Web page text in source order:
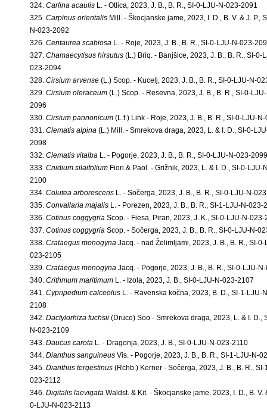
324. Carlina acaulis L. - Otlica, 2023, J. B., B. R., SI-0-LJU-N-023-2091
325. Carpinus orientalis Mill. - Škocjanske jame, 2023, I. D., B. V. & J. P.,
N-023-2092
326. Centaurea scabiosa L. - Roje, 2023, J. B., B. R., SI-0-LJU-N-023-
327. Chamaecytisus hirsutus (L.) Briq. - Banjšice, 2023, J. B., B. R., SI-0-
023-2094
328. Cirsium arvense (L.) Scop. - Kucelj, 2023, J. B., B. R., SI-0-LJU-N-
329. Cirsium oleraceum (L.) Scop. - Resevna, 2023, J. B., B. R., SI-0-
2096
330. Cirsium pannonicum (L.f.) Link - Roje, 2023, J. B., B. R., SI-0-LJU-
331. Clematis alpina (L.) Mill. - Smrekova draga, 2023, L. & I. D., SI-0-
2098
332. Clematis vitalba L. - Pogorje, 2023, J. B., B. R., SI-0-LJU-N-023-2099
333. Cnidium silaifolium Fiori.& Paol. - Grižnik, 2023, L. & I. D., SI-0-LJU-
2100
334. Colutea arborescens L. - Sočerga, 2023, J. B., B. R., SI-0-LJU-N-
335. Convallaria majalis L. - Porezen, 2023, J. B., B. R., SI-1-LJU-N-023-
336. Cotinus coggygria Scop. - Fiesa, Piran, 2023, J. K., SI-0-LJU-N-023-
337. Cotinus coggygria Scop. - Sočerga, 2023, J. B., B. R., SI-0-LJU-N-
338. Crataegus monogyna Jacq. - nad Želimljami, 2023, J. B., B. R., SI-0-
023-2105
339. Crataegus monogyna Jacq. - Pogorje, 2023, J. B., B. R., SI-0-LJU-
340. Crithmum maritimum L. - Izola, 2023, J. B., SI-0-LJU-N-023-2107
341. Cypripedium calceolus L. - Ravenska kočna, 2023, B. D., SI-1-LJU-
2108
342. Dactylorhiza fuchsii (Druce) Soo - Smrekova draga, 2023, L. & I. D.,
N-023-2109
343. Daucus carota L. - Dragonja, 2023, J. B., SI-0-LJU-N-023-2110
344. Dianthus sanguineus Vis. - Pogorje, 2023, J. B., B. R., SI-1-LJU-N-
345. Dianthus tergestinus (Rchb.) Kerner - Sočerga, 2023, J. B., B. R.,
023-2112
346. Digitalis laevigata Waldst. & Kit. - Škocjanske jame, 2023, I. D., B. V.
0-LJU-N-023-2113